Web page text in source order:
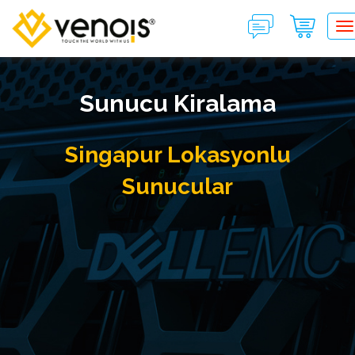
Sunucu Kiralama
Singapur Lokasyonlu
Sunucular